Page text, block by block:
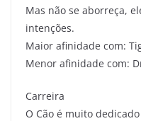
Mas não se aborreça,
intenções.
Maior afinidade com:
Menor afinidade com:
Carreira
O Cão é muito